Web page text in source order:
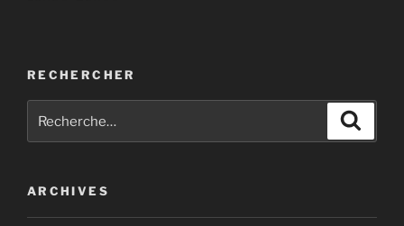
RECHERCHER
pour
ARCHIVES